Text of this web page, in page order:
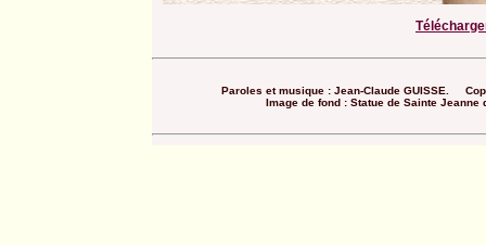
Paroles et musique : Jean-Claude GUISSE.
Image de fond : Statue de Sainte